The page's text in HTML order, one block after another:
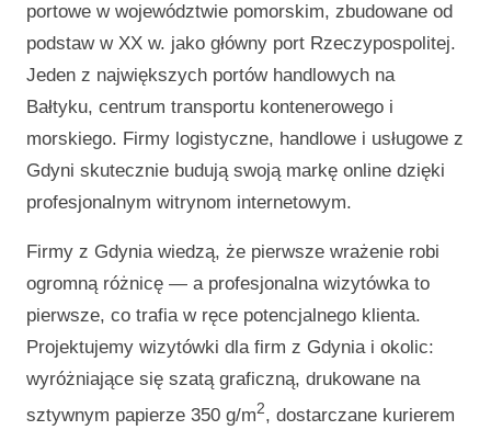
portowe w województwie pomorskim, zbudowane od
podstaw w XX w. jako główny port Rzeczypospolitej.
Jeden z największych portów handlowych na
Bałtyku, centrum transportu kontenerowego i
morskiego. Firmy logistyczne, handlowe i usługowe z
Gdyni skutecznie budują swoją markę online dzięki
profesjonalnym witrynom internetowym.
Firmy z Gdynia wiedzą, że pierwsze wrażenie robi
ogromną różnicę — a profesjonalna wizytówka to
pierwsze, co trafia w ręce potencjalnego klienta.
Projektujemy wizytówki dla firm z Gdynia i okolic:
wyróżniające się szatą graficzną, drukowane na
sztywnym papierze 350 g/m2, dostarczane kurierem